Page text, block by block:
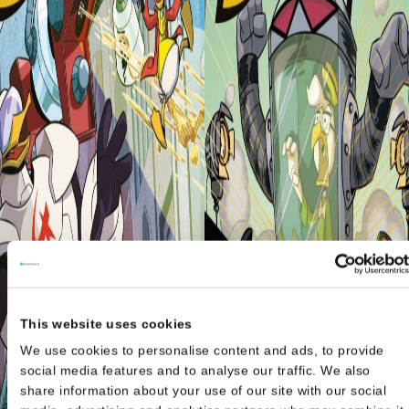
This website uses cookies
We use cookies to personalise content and ads, to provide
social media features and to analyse our traffic. We also
share information about your use of our site with our social